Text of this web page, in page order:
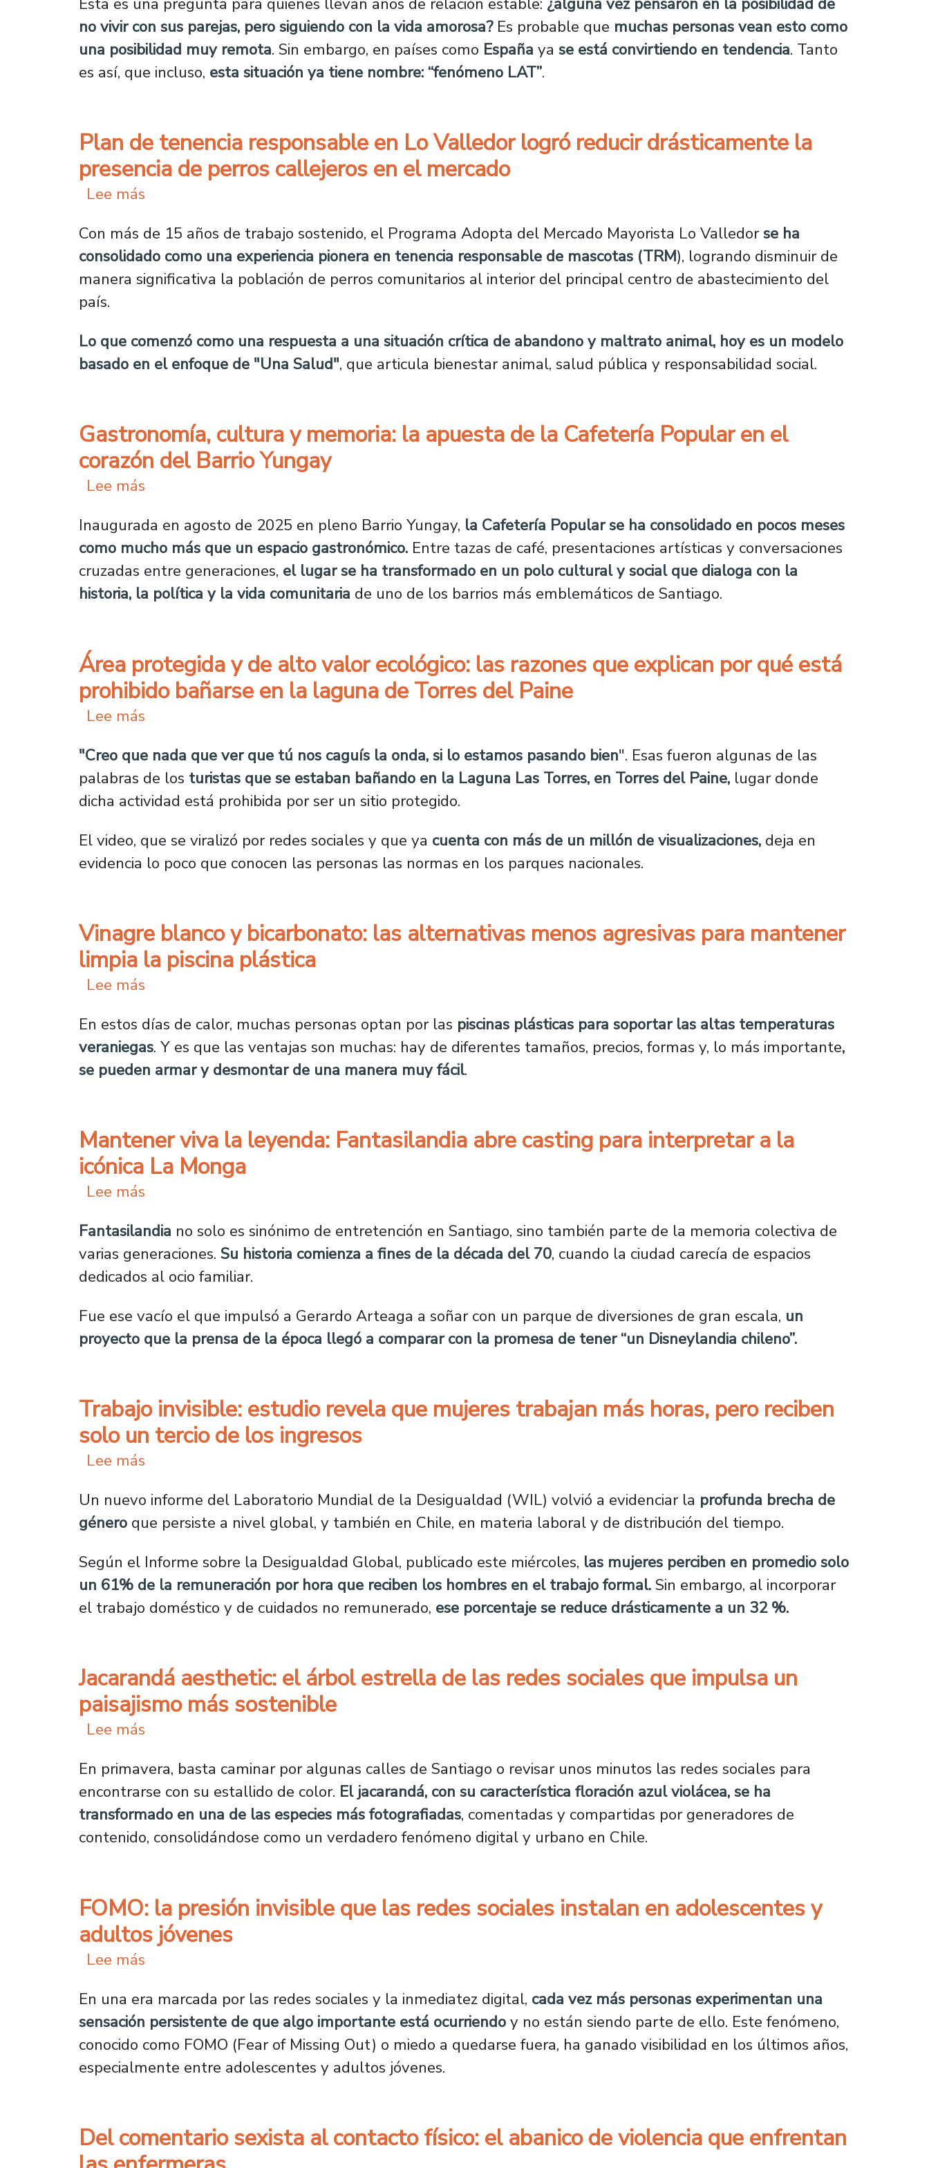
no vivir con sus parejas, pero siguiendo con la vida amorosa?Es probable que muchas personas vean esto como
una posibilidad muy remota. Sin embargo, en países como España ya se está convirtiendo en tendencia. Tanto
es así, que incluso, esta situación ya tiene nombre: “fenómeno LAT”.
Plan de tenencia responsable en Lo Valledor logró reducir drásticamente la
presencia de perros callejeros en el mercado
Lee más
Con más de 15 años de trabajo sostenido, el Programa Adopta del Mercado Mayorista Lo Valledorse ha
consolidado como una experiencia pionera en tenencia responsable de mascotas (TRM), logrando disminuir de
manera significativa la población de perros comunitarios al interior del principal centro de abastecimiento del
país.
Lo que comenzó como una respuesta a una situación crítica de abandono y maltrato animal, hoy es un modelo
basado en el enfoque de "Una Salud", que articula bienestar animal, salud pública y responsabilidad social.
Gastronomía, cultura y memoria: la apuesta de la Cafetería Popular en el
corazón del Barrio Yungay
Lee más
Inaugurada en agosto de 2025 en pleno Barrio Yungay, la Cafetería Popular se ha consolidado en pocos meses
como mucho más que un espacio gastronómico. Entre tazas de café, presentaciones artísticas y conversaciones
cruzadas entre generaciones, el lugar se ha transformado en un polo cultural y social que dialoga con la
historia, la política y la vida comunitaria de uno de los barrios más emblemáticos de Santiago.
Área protegida y de alto valor ecológico: las razones que explican por qué está
prohibido bañarse en la laguna de Torres del Paine
Lee más
"Creo que nada que ver que tú nos caguís la onda, si lo estamos pasando bien". Esas fueron algunas de las
palabras de los turistas que se estaban bañando en la Laguna Las Torres, en Torres del Paine, lugar donde
dicha actividad está prohibida por ser un sitio protegido.
El video, que se viralizó por redes sociales y que ya cuenta con más de un millón de visualizaciones, deja en
evidencia lo poco que conocen las personas las normas en los parques nacionales.
Vinagre blanco y bicarbonato: las alternativas menos agresivas para mantener
limpia la piscina plástica
Lee más
En estos días de calor, muchas personas optan por las piscinas plásticas para soportar las altas temperaturas
veraniegas. Y es que las ventajas son muchas: hay de diferentes tamaños, precios, formas y, lo más importante,
se pueden armar y desmontar de una manera muy fácil.
Mantener viva la leyenda: Fantasilandia abre casting para interpretar a la
icónica La Monga
Lee más
Fantasilandia no solo es sinónimo de entretención en Santiago, sino también parte de la memoria colectiva de
varias generaciones. Su historia comienza a fines de la década del 70, cuando la ciudad carecía de espacios
dedicados al ocio familiar.
Fue ese vacío el que impulsó a Gerardo Arteaga a soñar con un parque de diversiones de gran escala, un
proyecto que la prensa de la época llegó a comparar con la promesa de tener “un Disneylandia chileno”.
Trabajo invisible: estudio revela que mujeres trabajan más horas, pero reciben
solo un tercio de los ingresos
Lee más
Un nuevo informe del Laboratorio Mundial de la Desigualdad (WIL) volvió a evidenciar la profunda brecha de
género que persiste a nivel global, y también en Chile, en materia laboral y de distribución del tiempo.
Según el Informe sobre la Desigualdad Global, publicado este miércoles, las mujeres perciben en promedio solo
un 61% de la remuneración por hora que reciben los hombres en el trabajo formal.Sin embargo, al incorporar
el trabajo doméstico y de cuidados no remunerado, ese porcentaje se reduce drásticamente a un 32 %.
Jacarandá aesthetic: el árbol estrella de las redes sociales que impulsa un
paisajismo más sostenible
Lee más
En primavera, basta caminar por algunas calles de Santiago o revisar unos minutos las redes sociales para
encontrarse con su estallido de color. El jacarandá, con su característica floración azul violácea, se ha
transformado en una de las especies más fotografiadas, comentadas y compartidas por generadores de
contenido, consolidándose como un verdadero fenómeno digital y urbano en Chile.
FOMO: la presión invisible que las redes sociales instalan en adolescentes y
adultos jóvenes
Lee más
En una era marcada por las redes sociales y la inmediatez digital, cada vez más personas experimentan una
sensación persistente de que algo importante está ocurriendoy no están siendo parte de ello. Este fenómeno,
conocido como FOMO (Fear of Missing Out) o miedo a quedarse fuera, ha ganado visibilidad en los últimos años,
especialmente entre adolescentes y adultos jóvenes.
Del comentario sexista al contacto físico: el abanico de violencia que enfrentan